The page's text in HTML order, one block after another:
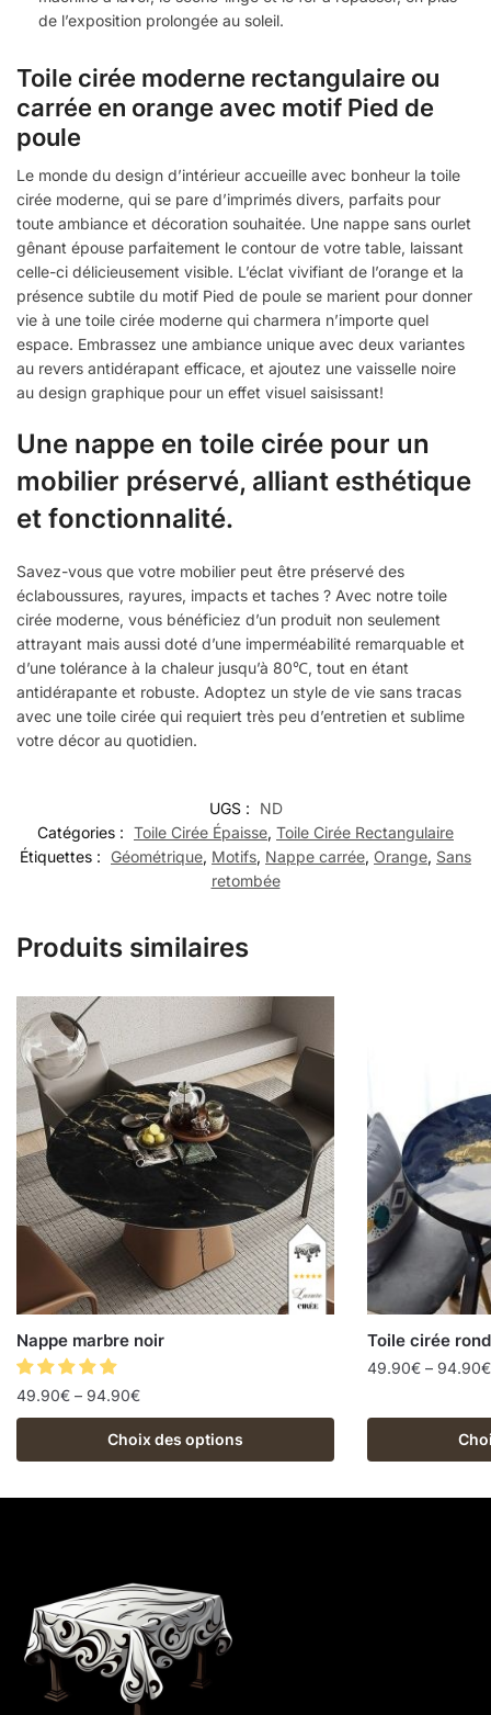
de l’exposition prolongée au soleil.
Toile cirée moderne rectangulaire ou
carrée en orange avec motif Pied de
poule
Le monde du design d’intérieur accueille avec bonheur la toile
cirée moderne, qui se pare d’imprimés divers, parfaits pour
toute ambiance et décoration souhaitée. Une nappe sans ourlet
gênant épouse parfaitement le contour de votre table, laissant
celle-ci délicieusement visible. L’éclat vivifiant de l’orange et la
présence subtile du motif Pied de poule se marient pour donner
vie à une toile cirée moderne qui charmera n’importe quel
espace. Embrassez une ambiance unique avec deux variantes
au revers antidérapant efficace, et ajoutez une vaisselle noire
au design graphique pour un effet visuel saisissant!
Une nappe en toile cirée pour un
mobilier préservé, alliant esthétique
et fonctionnalité.
Savez-vous que votre mobilier peut être préservé des
éclaboussures, rayures, impacts et taches ? Avec notre toile
cirée moderne, vous bénéficiez d’un produit non seulement
attrayant mais aussi doté d’une imperméabilité remarquable et
d’une tolérance à la chaleur jusqu’à 80℃, tout en étant
antidérapante et robuste. Adoptez un style de vie sans tracas
avec une toile cirée qui requiert très peu d’entretien et sublime
votre décor au quotidien.
UGS :
ND
Catégories : Toile Cirée Épaisse, Toile Cirée Rectangulaire
Étiquettes :
Géométrique, Motifs, Nappe carrée, Orange, Sans
retombée
Produits similaires
Nappe marbre noir
49.90€ – 94.90€
Choix des options
Toile cirée
49.90€ – 94.90€